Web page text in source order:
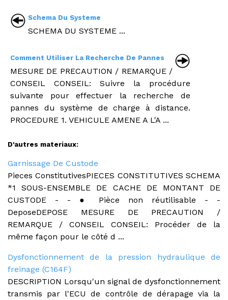
Schema Du Systeme
SCHEMA DU SYSTEME ...
Comment Utiliser La Recherche De Pannes
MESURE DE PRECAUTION / REMARQUE /
CONSEIL CONSEIL: Suivre la procédure
suivante pour effectuer la recherche de
pannes du système de charge à distance.
PROCEDURE 1. VEHICULE AMENE A L'A ...
D'autres materiaux:
Garnissage De Custode
Pieces ConstitutivesPIECES CONSTITUTIVES SCHEMA
*1 SOUS-ENSEMBLE DE CACHE DE MONTANT DE
CUSTODE - - ● Pièce non réutilisable - -
DeposeDEPOSE MESURE DE PRECAUTION /
REMARQUE / CONSEIL CONSEIL: Procéder de la
même façon pour le côté d ...
Dysfonctionnement de la pression hydraulique de
freinage (C164F)
DESCRIPTION Lorsqu'un signal de dysfonctionnement
transmis par l'ECU de contrôle de dérapage via la